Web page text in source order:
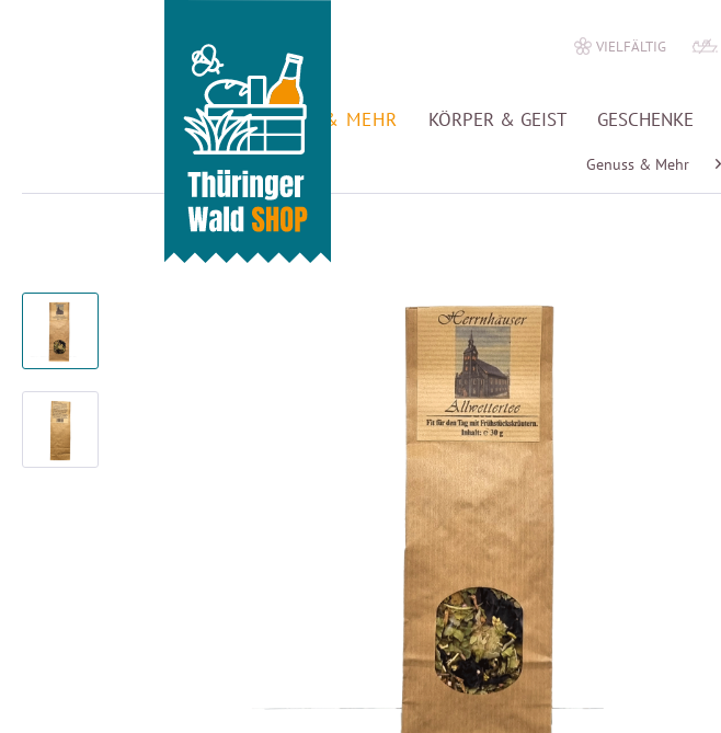
VIELFÄLTIG
GENUSS & MEHR KÖRPER & GEIST GESCHENKE
Genuss & Mehr